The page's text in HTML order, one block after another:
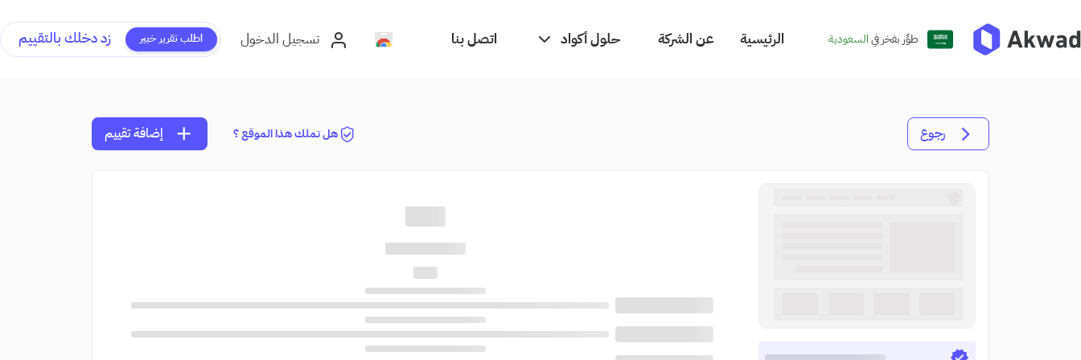
طوِّر بفخر فيالسعودية الرئيسية عن الشركة حلول أكواد اتصل بنا تسجيل الدخول اطلب تقرير خبير زد دخلك بالتقييم
رجوع هل تملك هذا الموقع ؟ add إضافة تقييم